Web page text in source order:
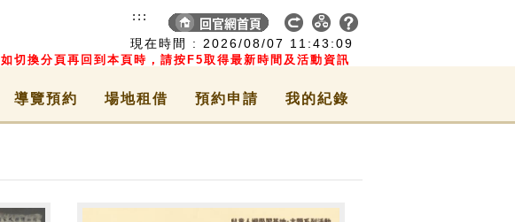
現在時間 : 2026/08/07 11:43:10
如切換分頁再回到本頁時，請按F5取得最新時間及活動資訊
:::
導覽預約 場地租借 預約申請 我的紀錄